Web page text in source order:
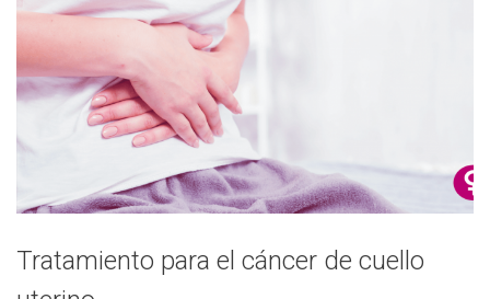
Tratamiento para el cáncer de cuello